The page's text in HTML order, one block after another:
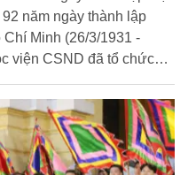
năm ngày thành lập
Minh (26/3/1931 -
viện CSND đã tổ chức
với các đội tuyển tham
Khoa Cảnh sát phòng,